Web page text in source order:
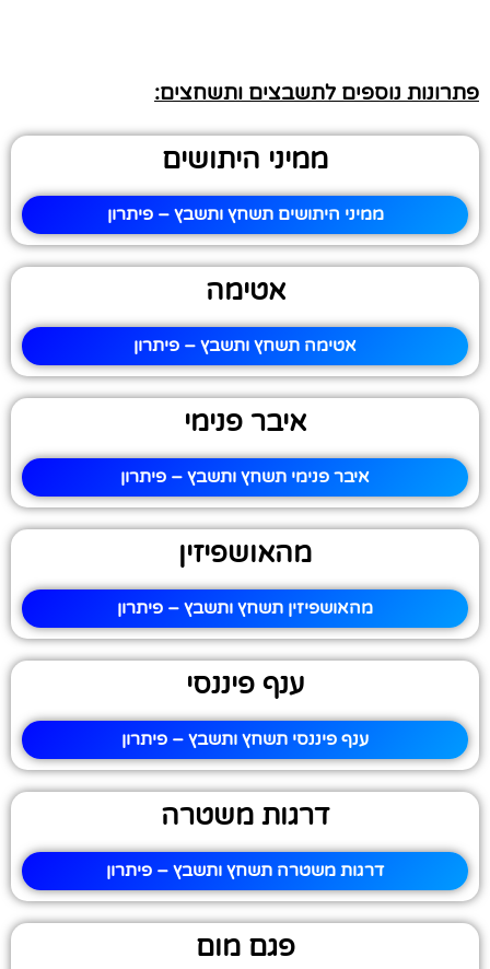
פתרונות נוספים לתשבצים ותשחצים:
ממיני היתושים
ממיני היתושים תשחץ ותשבץ – פיתרון
אטימה
אטימה תשחץ ותשבץ – פיתרון
איבר פנימי
איבר פנימי תשחץ ותשבץ – פיתרון
מהאושפיזין
מהאושפיזין תשחץ ותשבץ – פיתרון
ענף פיננסי
ענף פיננסי תשחץ ותשבץ – פיתרון
דרגות משטרה
דרגות משטרה תשחץ ותשבץ – פיתרון
פגם מום